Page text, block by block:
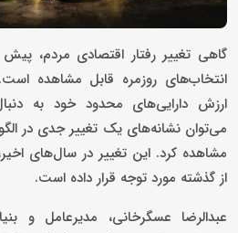
گاهی تغییر رفتار اقتصادی مردم،
انتخاب‌های روزمره قابل مشاهده
ارزش دارایی‌های محدود خود به
می‌توان نشانه‌های یک تغییر جدی در
مشاهده کرد. این تغییر در سال‌های
از گذشته مورد توجه قرار داده است.
عبدالرضا عسگرخانی، مدیرعامل و